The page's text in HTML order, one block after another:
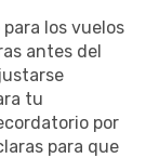
los vuelos
antes del
tu
por
para que